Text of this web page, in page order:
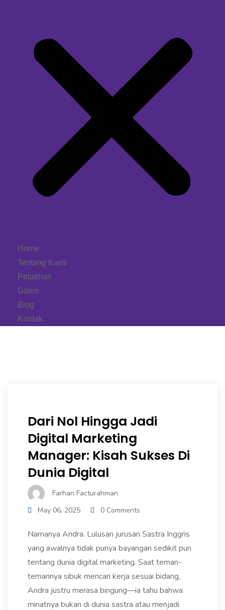
Home
Tentang Kami
Pelatihan
Galeri
Blog
Kontak
Dari Nol Hingga Jadi
Digital Marketing
Manager: Kisah Sukses Di
Dunia Digital
Farhan Facturahman
May 06, 2025
0 Comments
Namanya Andra. Lulusan jurusan Sastra Inggris
yang awalnya tidak punya bayangan sedikit pun
tentang dunia digital marketing. Saat teman-
temannya sibuk mencari kerja sesuai bidang,
Andra justru merasa bingung—ia tahu bahwa
minatnya bukan di dunia sastra atau menjadi